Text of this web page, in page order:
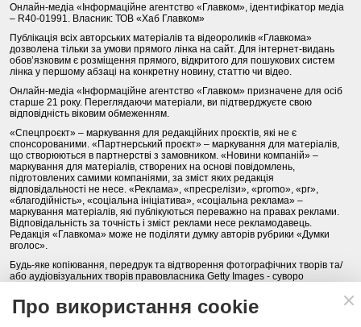
Онлайн-медіа «Інформаційне агентство «Главком», ідентифікатор медіа
– R40-01991. Власник: ТОВ «Хаб Главком»
Публікація всіх авторських матеріалів та відеороликів «Главкома»
дозволена тільки за умови прямого лінка на сайт. Для інтернет-видань
обов’язковим є розміщення прямого, відкритого для пошукових систем
лінка у першому абзаці на конкретну новину, статтю чи відео.
Онлайн-медіа «Інформаційне агентство «Главком» призначене для осіб
старше 21 року. Переглядаючи матеріали, ви підтверджуєте свою
відповідність віковим обмеженням.
«Спецпроєкт» – маркування для редакційних проєктів, які не є
спонсорованими. «Партнерський проєкт» – маркування для матеріалів,
що створюються в партнерстві з замовником. «Новини компаній» –
маркування для матеріалів, створених на основі повідомлень,
підготовлених самими компаніями, за зміст яких редакція
відповідальності не несе. «Реклама», «пресрелізи», «promo», «pr»,
«благодійність», «соціальна ініціатива», «соціальна реклама» –
маркування матеріалів, які публікуються переважно на правах реклами.
Відповідальність за точність і зміст реклами несе рекламодавець.
Редакція «Главкома» може не поділяти думку авторів рубрики «Думки
вголос».
Будь-яке копіювання, передрук та відтворення фотографічних творів та/
або аудіовізуальних творів правовласника Getty Images - суворо
Політика конфіденційності (Privacy Policy). Правила сайту
Про використання cookie